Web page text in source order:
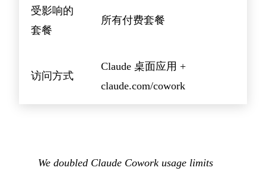
受影响的
套餐
所有付费套餐
访问方式
Claude 桌面应用 +
claude.com/cowork
We doubled Claude Cowork usage limits